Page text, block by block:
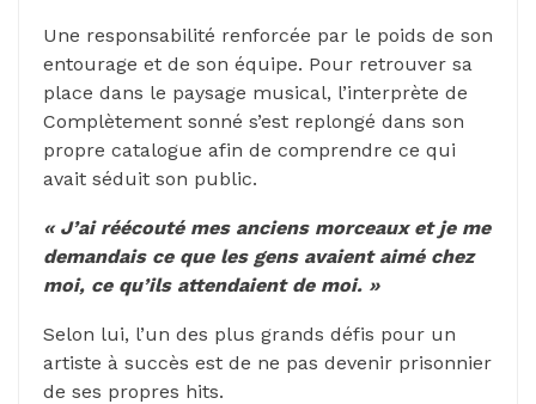
Une responsabilité renforcée par le poids de son
entourage et de son équipe. Pour retrouver sa
place dans le paysage musical, l’interprète de
Complètement sonné s’est replongé dans son
propre catalogue afin de comprendre ce qui
avait séduit son public.
« J’ai réécouté mes anciens morceaux et je me
demandais ce que les gens avaient aimé chez
moi, ce qu’ils attendaient de moi. »
Selon lui, l’un des plus grands défis pour un
artiste à succès est de ne pas devenir prisonnier
de ses propres hits.